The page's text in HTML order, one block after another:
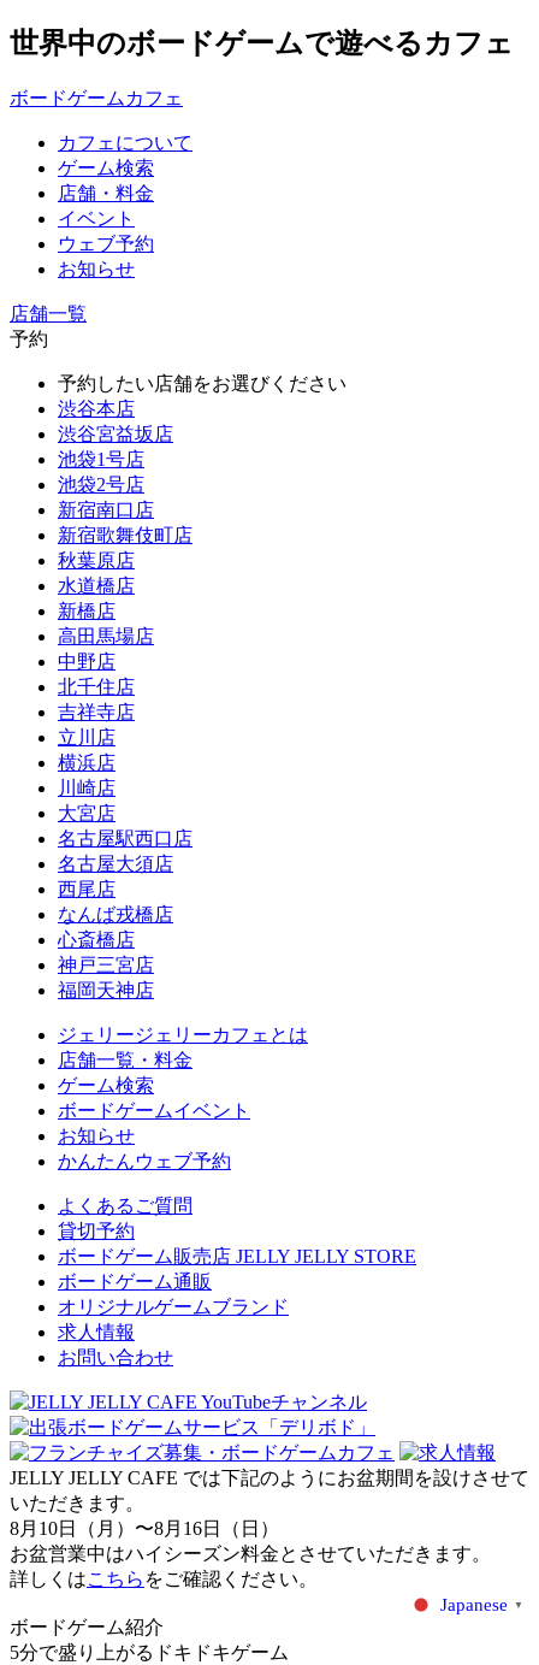
世界中のボードゲームで遊べるカフェ
ボードゲームカフェ
カフェについて
ゲーム検索
店舗・料金
イベント
ウェブ予約
お知らせ
店舗一覧
予約
予約したい店舗をお選びください
渋谷本店
渋谷宮益坂店
池袋1号店
池袋2号店
新宿南口店
新宿歌舞伎町店
秋葉原店
水道橋店
新橋店
高田馬場店
中野店
北千住店
吉祥寺店
立川店
横浜店
川崎店
大宮店
名古屋駅西口店
名古屋大須店
西尾店
なんば戎橋店
心斎橋店
神戸三宮店
福岡天神店
ジェリージェリーカフェとは
店舗一覧・料金
ゲーム検索
ボードゲームイベント
お知らせ
かんたんウェブ予約
よくあるご質問
貸切予約
ボードゲーム販売店 JELLY JELLY STORE
ボードゲーム通販
オリジナルゲームブランド
求人情報
お問い合わせ
JELLY JELLY CAFE では下記のようにお盆期間を設けさせて
いただきます。
8月10日（月）〜8月16日（日）
お盆営業中はハイシーズン料金とさせていただきます。
詳しくはこちら をご確認ください。
Japanese ▼
ボードゲーム紹介
5分で盛り上がるドキドキゲーム